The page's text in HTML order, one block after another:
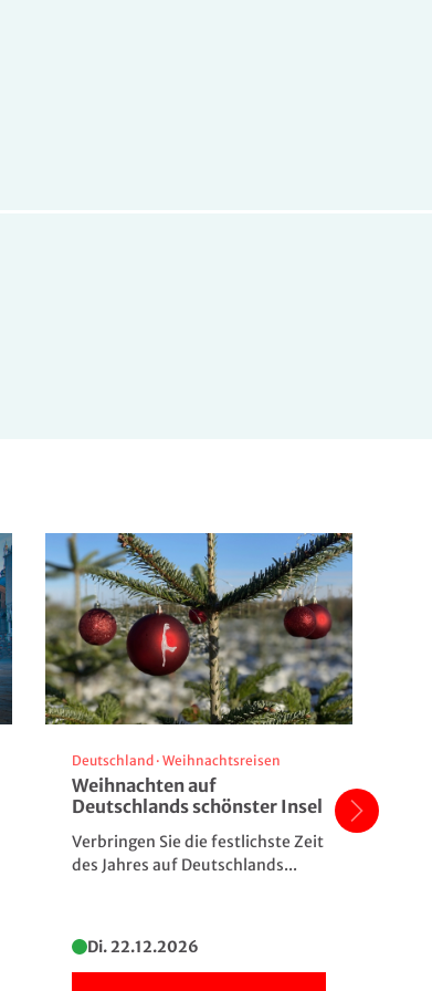
Deutschland ·Weihnachtsreisen
Weihnachten auf
Deutschlands schönster Insel
Verbringen Sie die festlichste Zeit
des Jahres auf Deutschlands...
Di. 22.12.2026